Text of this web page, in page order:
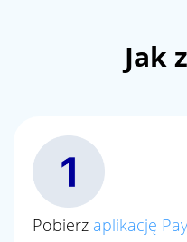
Jak
Pobierz aplikację